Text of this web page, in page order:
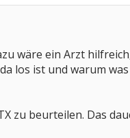
wäre ein Arzt
los ist und warum was
zu beurteilen. Das